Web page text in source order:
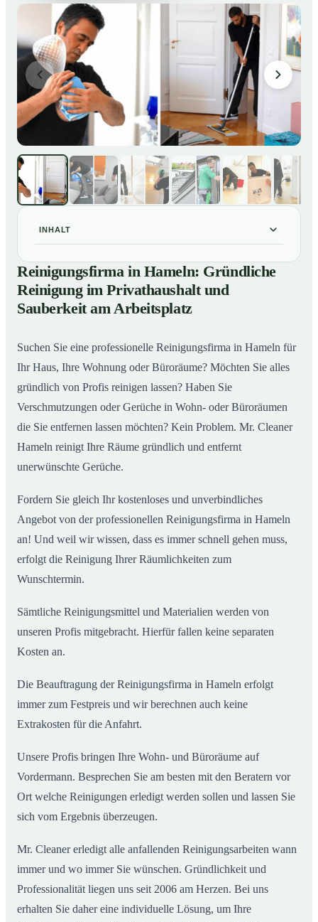
INHALT
01Reinigungsfirma in Hameln: Gründliche Reinigung im
Privathaushalt und Sauberkeit am Arbeitsplatz
02 So arbeitet eine Reinigungsfirma in Hameln
Reinigungsfirma in Hameln: Gründliche
Reinigung im Privathaushalt und
Sauberkeit am Arbeitsplatz
Suchen Sie eine professionelle Reinigungsfirma in Hameln für
Ihr Haus, Ihre Wohnung oder Büroräume? Möchten Sie alles
gründlich von Profis reinigen lassen? Haben Sie
Verschmutzungen oder Gerüche in Wohn- oder Büroräumen
die Sie entfernen lassen möchten? Kein Problem. Mr. Cleaner
Hameln reinigt Ihre Räume gründlich und entfernt
unerwünschte Gerüche.
Fordern Sie gleich Ihr kostenloses und unverbindliches
Angebot von der professionellen Reinigungsfirma in Hameln
an! Und weil wir wissen, dass es immer schnell gehen muss,
erfolgt die Reinigung Ihrer Räumlichkeiten zum
Wunschtermin.
Sämtliche Reinigungsmittel und Materialien werden von
unseren Profis mitgebracht. Hierfür fallen keine separaten
Kosten an.
Die Beauftragung der Reinigungsfirma in Hameln erfolgt
immer zum Festpreis und wir berechnen auch keine
Extrakosten für die Anfahrt.
Unsere Profis bringen Ihre Wohn- und Büroräume auf
Vordermann. Besprechen Sie am besten mit den Beratern vor
Ort welche Reinigungen erledigt werden sollen und lassen Sie
sich vom Ergebnis überzeugen.
Mr. Cleaner erledigt alle anfallenden Reinigungsarbeiten wann
immer und wo immer Sie wünschen. Gründlichkeit und
Professionalität liegen uns seit 2006 am Herzen. Bei uns
erhalten Sie daher eine individuelle Lösung, um Ihre